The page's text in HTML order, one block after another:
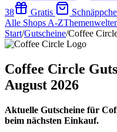
38
Gratis
Alle Shops A-Z
Start/Gutscheine/Coffee
Coffee Circle
August 2026
Aktuelle Gutscheine für
beim nächsten Einkauf.